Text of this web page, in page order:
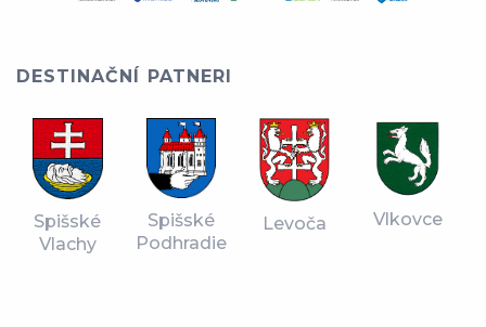
DESTINAČNÍ PATNERI
Spišské
Vlachy
Spišské
Podhradie
Levoča Vlkovce